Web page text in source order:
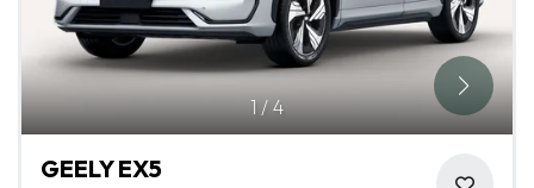
1/4
GEELY EX5